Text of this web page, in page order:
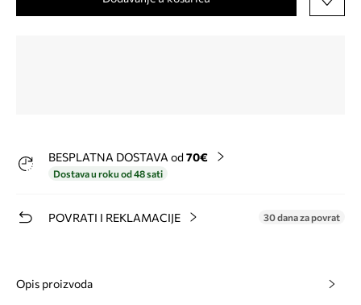
BESPLATNA DOSTAVA od 70€
Dostava u roku od 48 sati
POVRATI I REKLAMACIJE 30 dana za povrat
Opis proizvoda